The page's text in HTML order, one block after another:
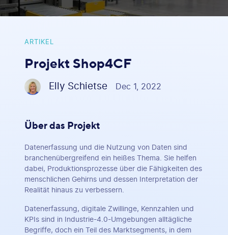
ARTIKEL
Projekt Shop4CF
Elly Schietse Dec 1, 2022
Über das Projekt
Datenerfassung und die Nutzung von Daten sind
branchenübergreifend ein heißes Thema. Sie helfen
dabei, Produktionsprozesse über die Fähigkeiten des
menschlichen Gehirns und dessen Interpretation der
Realität hinaus zu verbessern.
Datenerfassung, digitale Zwillinge, Kennzahlen und
KPIs sind in Industrie-4.0-Umgebungen alltägliche
Begriffe, doch ein Teil des Marktsegments, in dem